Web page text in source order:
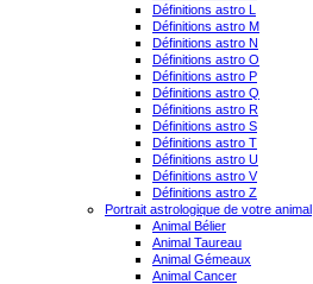
Définitions astro L
Définitions astro M
Définitions astro N
Définitions astro O
Définitions astro P
Définitions astro Q
Définitions astro R
Définitions astro S
Définitions astro T
Définitions astro U
Définitions astro V
Définitions astro Z
Portrait astrologique de votre animal
Animal Bélier
Animal Taureau
Animal Gémeaux
Animal Cancer